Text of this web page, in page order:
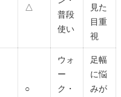
△
普段
使い
見た
目重
視
○
ウォ
ー
ク・
足幅
に悩
みが